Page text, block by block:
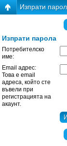
Изпрати
Изпрати парола
Потребителско
име:
Email адрес:
Това е email
адреса, който сте
въвели при
регистрацията на
акаунт.